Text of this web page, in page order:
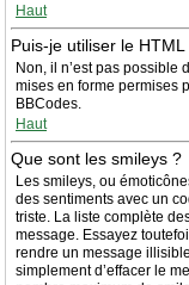
Haut
Puis-je utiliser le HTML
Non, il n’est pas possible
mises en forme permises
BBCodes.
Haut
Que sont les smileys ?
Les smileys, ou
des sentiments avec un
triste. La liste complète
message. Essayez
rendre un message
simplement d’effacer le